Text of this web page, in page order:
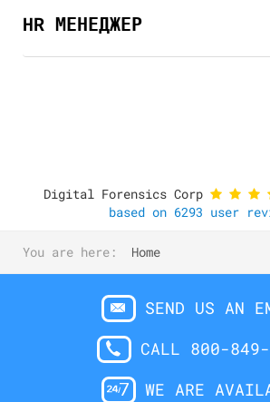
HR МЕНЕДЖЕР
Digital Forensics Corp
based on 6293 user
You are here: Home
SEND US AN
CALL 800-
WE ARE